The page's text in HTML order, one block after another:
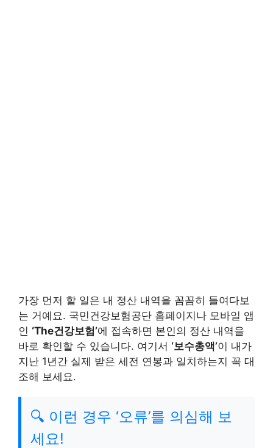
가장 먼저 할 일은 내 정산 내역을 꼼꼼히 들여다보
는 거예요. 국민건강보험공단 홈페이지나 모바일 앱
인 ‘The건강보험’에 접속하면 본인의 정산 내역을
바로 확인할 수 있습니다. 여기서 ‘보수총액’이 내가
지난 1년간 실제 받은 세전 연봉과 일치하는지 꼭 대
조해 보세요.
🔍 이런 경우 ‘오류’를 의심해 보
세요!